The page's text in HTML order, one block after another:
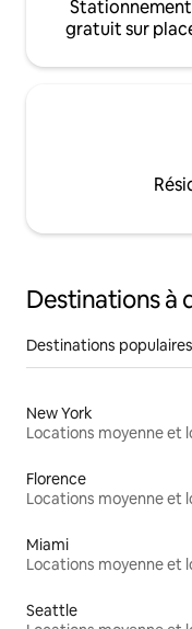
Stationnement
gratuit sur
Destinations à
Destinations
New York
Florence
Miami
Seattle